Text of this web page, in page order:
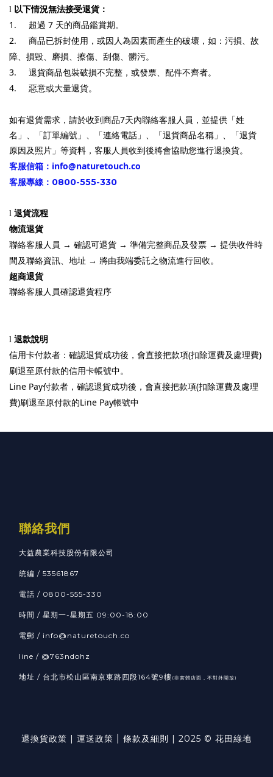
l 以下情況無法接受退貨：
1. 超過 7 天的商品鑑賞期。
2.
商品已拆封使用，或因人為因素而產生的破壞，如：污損、故
障、損毀、磨損、擦傷、刮傷、髒污。
3. 退貨商品包裝破損不完整，或發票、配件不齊者。
4. 惡意或大量退貨。
如有退貨需求，請於收到商品7天內聯絡客服人員，並提供「姓
名」、「訂單編號」、「連絡電話」、「退貨商品名稱」、「退貨
原因及照片」等資料，客服人員收到後將會協助您進行退換貨。
客服信箱： info@naturetouch.co
客服專線： 0800-555-330
l 退貨流程
物流退貨
聯絡客服人員 → 確認可退貨 → 準備完整商品及發票 → 提供收件時
間及聯絡資訊、地址 → 將由我端委託之物流進行回收。
超商退貨
聯絡客服人員確認退貨程序
l 退款說明
信用卡付款者：確認退貨成功後，會直接把款項(扣除運費及處理費)
刷退至原付款的信用卡帳號中。
Line Pay付款者，確認退貨成功後，會直接把款項(扣除運費及處理
費)刷退至原付款的Line Pay帳號中
聯絡我們
大益農業科技股份有限公司
統編 / 53561867
電話 / 0800-555-330
時間 / 星期一-星期五 09:00-18:00
電郵 / info@naturetouch.co
line / @763ndohz
地址 / 台北市松山區南京東路四段164號9樓 (非實體店面，不對外開放)
退換貨政策 運送政策 條款及細則 | 2025 © 花田綠地